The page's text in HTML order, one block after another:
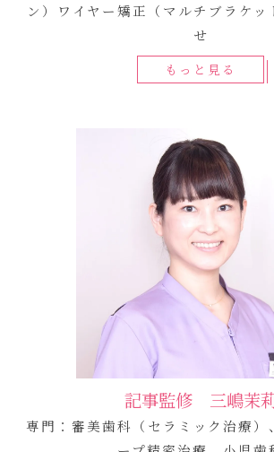
ン）ワイヤー矯正（マルチブラケッ
せ
もっと見る
記事監修 三嶋茉
専門：審美歯科（セラミック治療）